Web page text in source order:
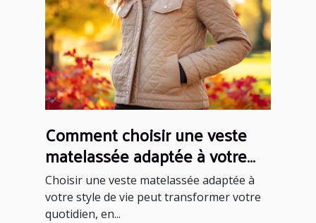
Comment choisir une veste
matelassée adaptée à votre
style de vie ?
Choisir une veste matelassée adaptée à
votre style de vie peut transformer votre
quotidien, en...